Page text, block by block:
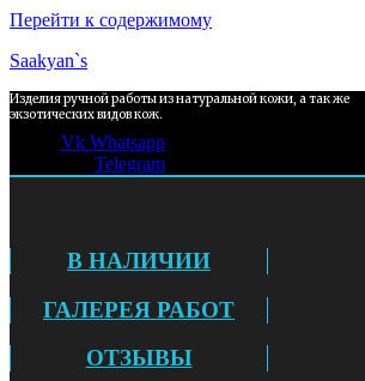
Перейти к содержимому
Saakyan`s
Изделия ручной работы из натуральной кожи, а так же
экзотических видов кож.
Vk Whatsapp
Telegram
В НАЛИЧИИ
ГАЛЕРЕЯ РАБОТ
ОТЗЫВЫ